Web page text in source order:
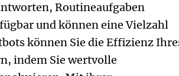
Routineaufgaben
und können eine Vielzahl
können Sie die Effizienz
indem Sie wertvolle